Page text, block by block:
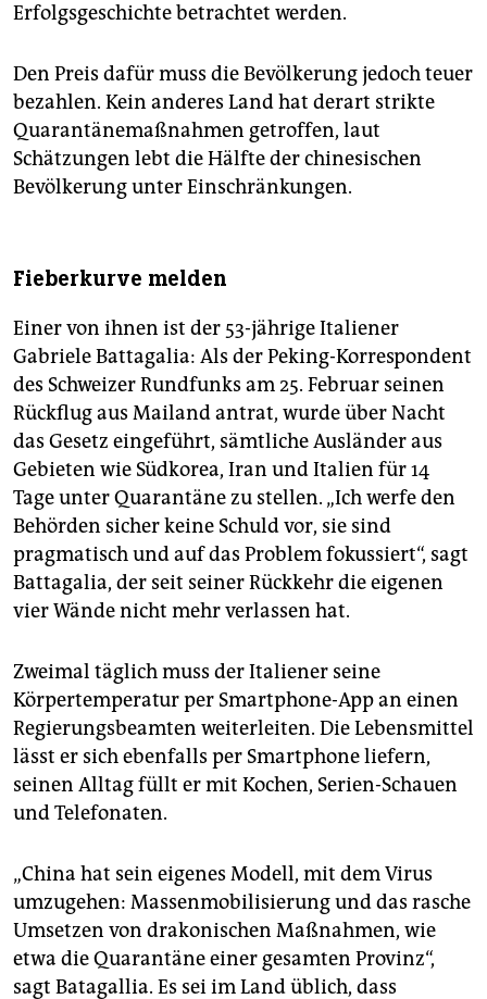
Erfolgsgeschichte betrachtet werden.
Den Preis dafür muss die Bevölkerung jedoch teuer
bezahlen. Kein anderes Land hat derart strikte
Quarantänemaß­nahmen getroffen, laut
Schätzungen lebt die Hälfte der chinesischen
Bevölkerung unter Einschränkungen.
Fieberkurve melden
Einer von ihnen ist der 53-jährige Italiener
Gabriele Battagalia: Als der Peking-Korrespondent
des Schweizer Rundfunks am 25. Februar seinen
Rückflug aus Mailand antrat, wurde über Nacht
das Gesetz eingeführt, sämtliche Ausländer aus
Gebieten wie Südkorea, Iran und Italien für 14
Tage unter Quarantäne zu stellen. „Ich werfe den
Behörden sicher keine Schuld vor, sie sind
pragmatisch und auf das Problem fokussiert“, sagt
Battagalia, der seit seiner Rückkehr die eigenen
vier Wände nicht mehr verlassen hat.
Zweimal täglich muss der Italiener seine
Körpertemperatur per Smartphone-App an einen
Regierungsbeamten weiterleiten. Die Lebensmittel
lässt er sich ebenfalls per Smartphone liefern,
seinen Alltag füllt er mit Kochen, Serien-Schauen
und Telefonaten.
„China hat sein eigenes Modell, mit dem Virus
umzugehen: Massenmobilisierung und das rasche
Umsetzen von drakonischen Maßnahmen, wie
etwa die Quarantäne einer gesamten Provinz“,
sagt Bata­gallia. Es sei im Land üblich, dass